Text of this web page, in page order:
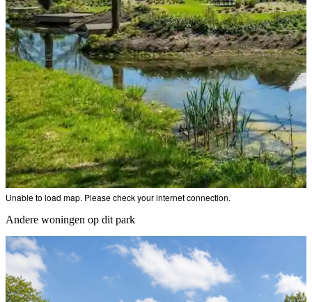
Unable to load map. Please check your internet connection.
Andere woningen op dit park